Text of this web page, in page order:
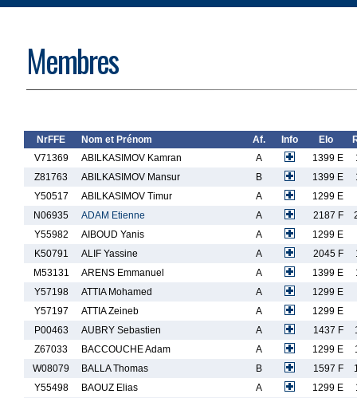
Membres
NrFFE Nom et Prénom Af. Info Elo
V71369
ABILKASIMOV Kamran A 1399 E
Z81763
ABILKASIMOV Mansur B 1399 E
Y50517
ABILKASIMOV Timur A
1299 E
N06935
ADAM Etienne A 2187 F
Y55982
AIBOUD Yanis A
1299 E
K50791
ALIF Yassine A 2045 F
M53131
ARENS Emmanuel A 1399 E
Y57198
ATTIA Mohamed A
1299 E
Y57197
ATTIA Zeineb A
1299 E
P00463
AUBRY Sebastien A 1437 F
Z67033
BACCOUCHE Adam A 1299 E
W08079
BALLA Thomas B 1597 F
Y55498
BAOUZ Elias A 1299 E